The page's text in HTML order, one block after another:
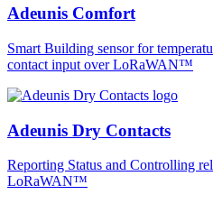
Adeunis Comfort
Smart Building sensor for
contact input over LoRaWAN™
Adeunis Dry Contacts
Reporting Status and Controlling
LoRaWAN™